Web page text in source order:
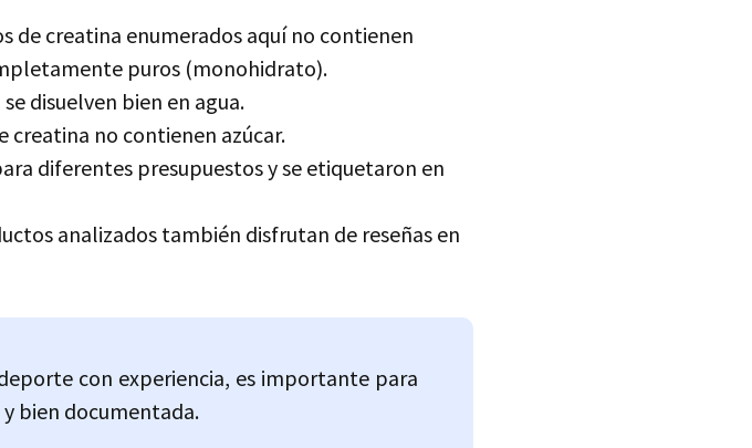
de creatina enumerados aquí no contienen
puros (monohidrato).
disuelven bien en agua.
creatina no contienen azúcar.
diferentes presupuestos y se etiquetaron en
analizados también disfrutan de reseñas en
con experiencia, es importante para
bien documentada.